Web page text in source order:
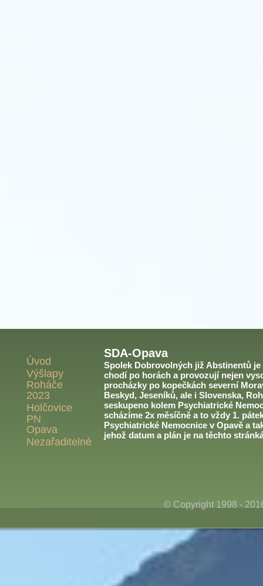
Úvod
Výšlapy
Roháče
2023
Holčovice
PN
Opava
Nezařaditelné
SDA-Opava
Spolek Dobrovolných již Abstinentů
chodí po horách a provozují nejen
procházky po kopečkách severní
Beskyd, Jeseníků, ale i Slovenska,
seskupeno kolem Psychiatrické
scházíme 2x měsíčně a to vždy 1.
Psychiatrické Nemocnice v Opavě a
jehož datum a plán je na těchto
© Copyright 1998 -